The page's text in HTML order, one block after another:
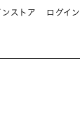
ストア ログイン